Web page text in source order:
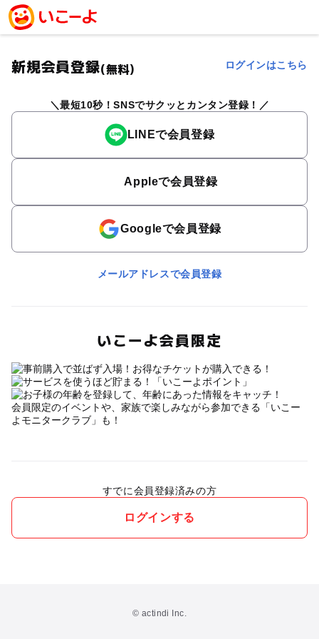
新規会員登録(無料) ログインはこちら
最短10秒！SNSでサクッとカンタン登録！
LINEで会員登録
Appleで会員登録
Googleで会員登録
メールアドレスで会員登録
いこーよ会員限定
会員限定のイベントや、家族で楽しみながら参加できる「いこー
よモニタークラブ」も！
すでに会員登録済みの方
ログインする
© actindi Inc.